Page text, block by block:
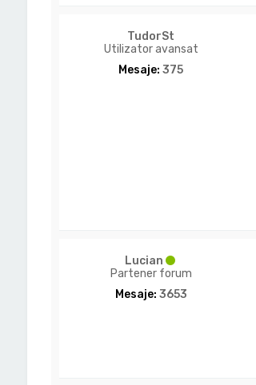
TudorSt
Utilizator avansat
Mesaje: 375
Lucian
Partener forum
Mesaje: 3653